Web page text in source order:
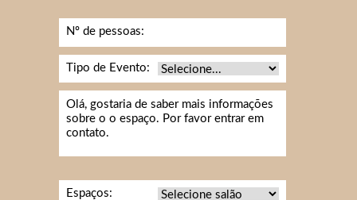
Nº de pessoas:
Tipo de Evento:
Espaços: